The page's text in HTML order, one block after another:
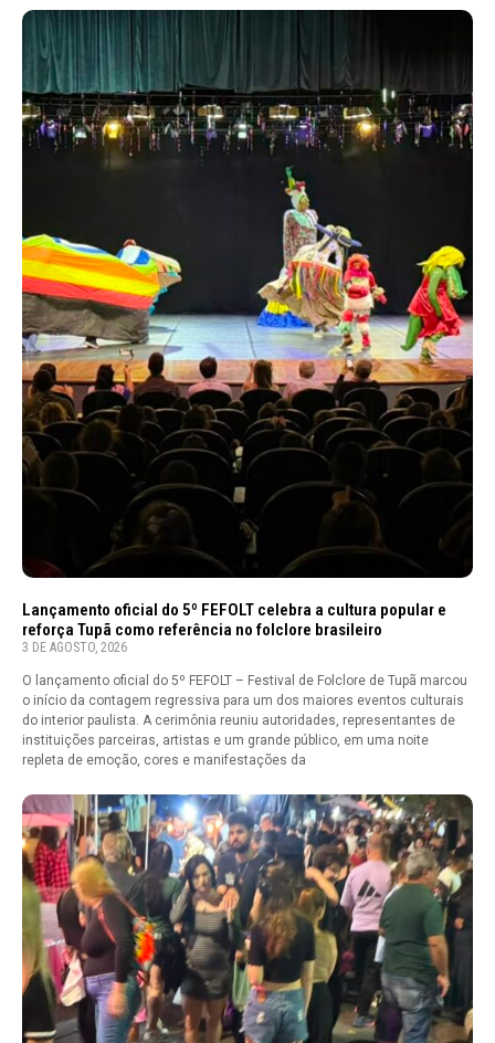
Lançamento oficial do 5º FEFOLT celebra a cultura popular e
reforça Tupã como referência no folclore brasileiro
3 DE AGOSTO, 2026
O lançamento oficial do 5º FEFOLT – Festival de Folclore de Tupã marcou
o início da contagem regressiva para um dos maiores eventos culturais
do interior paulista. A cerimônia reuniu autoridades, representantes de
instituições parceiras, artistas e um grande público, em uma noite
repleta de emoção, cores e manifestações da